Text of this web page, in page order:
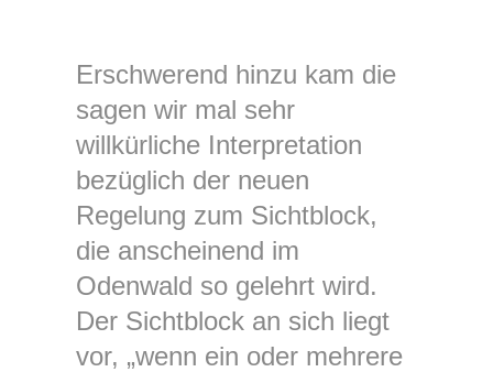
Erschwerend hinzu kam die
sagen wir mal sehr
willkürliche Interpretation
bezüglich der neuen
Regelung zum Sichtblock,
die anscheinend im
Odenwald so gelehrt wird.
Der Sichtblock an sich liegt
vor, „wenn ein oder mehrere